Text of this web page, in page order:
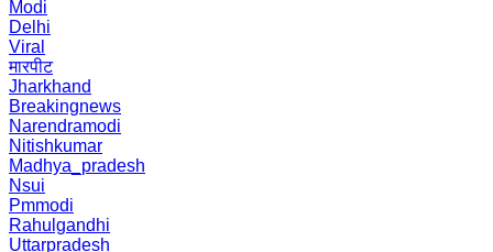
Modi
Delhi
Viral
मारपीट
Jharkhand
Breakingnews
Narendramodi
Nitishkumar
Madhya_pradesh
Nsui
Pmmodi
Rahulgandhi
Uttarpradesh